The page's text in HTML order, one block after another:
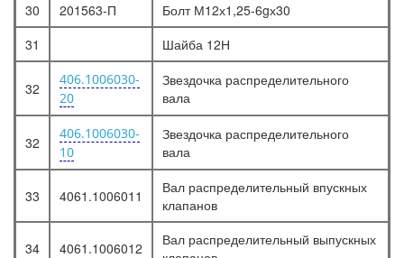
30 201563-П
Болт М12х1,25-6gх30
31
Шайба 12Н
32
406.1006030-
20
Звездочка распределительного
вала
32
406.1006030-
10
Звездочка распределительного
вала
33 4061.1006011
Вал распределительный впускных
клапанов
34 4061.1006012
Вал распределительный выпускных